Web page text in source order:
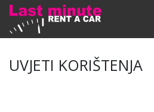
UVJETI KORIŠTENJA